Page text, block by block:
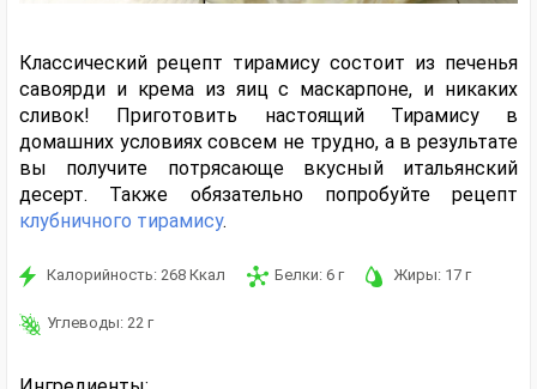
Классический рецепт тирамису состоит из печенья
савоярди и крема из яиц с маскарпоне, и никаких
сливок! Приготовить настоящий Тирамису в
домашних условиях совсем не трудно, а в результате
вы получите потрясающе вкусный итальянский
десерт. Также обязательно попробуйте рецепт
клубничного тирамису.
Калорийность: 268 Ккал Белки: 6 г Жиры: 17 г
Углеводы: 22 г